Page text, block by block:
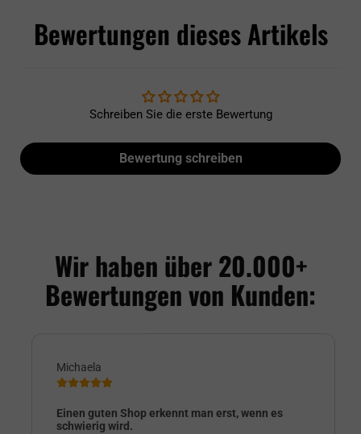
Bewertungen dieses Artikels
Schreiben Sie die erste Bewertung
Bewertung schreiben
Wir haben über 20.000+
Bewertungen von Kunden:
Michaela
Einen guten Shop erkennt man erst, wenn es
schwierig wird.